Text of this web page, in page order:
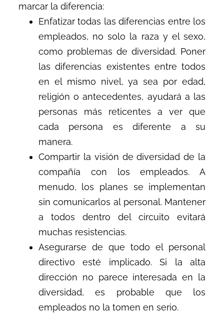
marcar la diferencia:
Enfatizar todas las diferencias entre los
empleados, no solo la raza y el sexo,
como problemas de diversidad. Poner
las diferencias existentes entre todos
en el mismo nivel, ya sea por edad,
religión o antecedentes, ayudará a las
personas más reticentes a ver que
cada persona es diferente a su
manera.
Compartir la visión de diversidad de la
compañía con los empleados. A
menudo, los planes se implementan
sin comunicarlos al personal. Mantener
a todos dentro del circuito evitará
muchas resistencias.
Asegurarse de que todo el personal
directivo esté implicado. Si la alta
dirección no parece interesada en la
diversidad, es probable que los
empleados no la tomen en serio.